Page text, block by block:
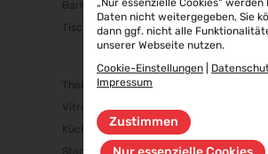
Barhocker
Tische
Theken/Schränke
Vitrinen
Küchenausstattung
Standzubehör
„Nur essenzielle Cookies“ werden
Daten nicht weitergegeben, Sie
dann ggf. nicht alle
unserer Webseite nutzen.
Cookie-Einstellungen
Impressum
Zustimmen